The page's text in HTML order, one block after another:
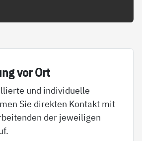
vor Ort
und individuelle
Sie direkten Kontakt mit
der jeweiligen